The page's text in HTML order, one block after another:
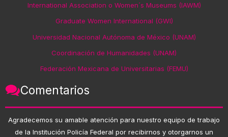
International Association o Women´s Museums (IAWM)
Graduate Women International (GWI)
Universidad Nacional Autónoma de México (UNAM)
Coordinación de Humanidades (UNAM)
Federación Mexicana de Universitarias (FEMU)
Comentarios
Agradecemos su amable atención para nuestro equipo de trabajo
de la Institución Policía Federal por recibirnos y otorgarnos un